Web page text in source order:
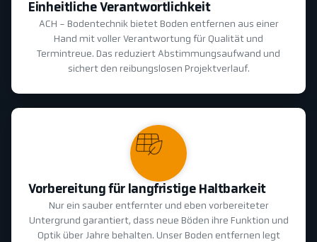
Einheitliche Verantwortlichkeit
ACH - Bodentechnik bietet Boden entfernen aus einer
Hand mit voller Verantwortung für Qualität und
Termintreue. Das reduziert Abstimmungsaufwand und
sichert den reibungslosen Projektverlauf.
Vorbereitung für langfristige Haltbarkeit
Nur ein sauber entfernter und eben vorbereiteter
Untergrund garantiert, dass neue Böden ihre Funktion und
Optik über Jahre behalten. Unser Boden entfernen legt